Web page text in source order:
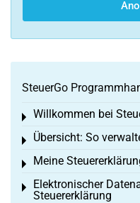
SteuerGo
Willkommen bei
Toggle menu
Übersicht: So
Toggle menu
Meine
Toggle menu
Elektronischer
Steuererklärung
Toggle menu